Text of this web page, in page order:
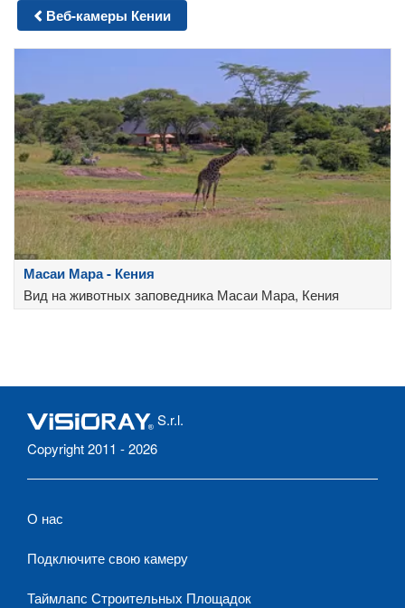
Веб-камеры Кении
Масаи Мара - Кения
Вид на животных заповедника Масаи Мара, Кения
S.r.l.
Copyright 2011 - 2026
О нас
Подключите свою камеру
Таймлапс Строительных Площадок